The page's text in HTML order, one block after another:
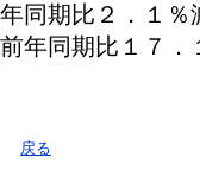
同期比２．１％
年同期比１７．
戻る